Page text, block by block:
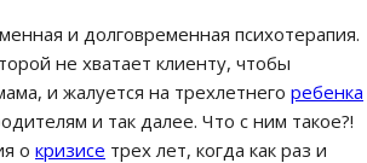
и долговременная психотерапия.
не хватает клиенту, чтобы
и жалуется на трехлетнего ребенка
и так далее. Что с ним такое?!
о кризисе трех лет, когда как раз и